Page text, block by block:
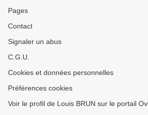
Pages
Contact
Signaler un abus
C.G.U.
Cookies et données personnelles
Préférences cookies
Voir le profil de Louis BRUN sur le portail